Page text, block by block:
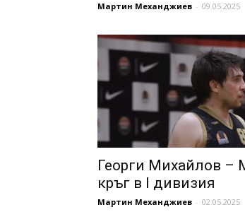
Мартин Механджиев - 09.05.2025
Георги Михайлов –
кръг в I дивизия
Мартин Механджиев - 02.05.2025